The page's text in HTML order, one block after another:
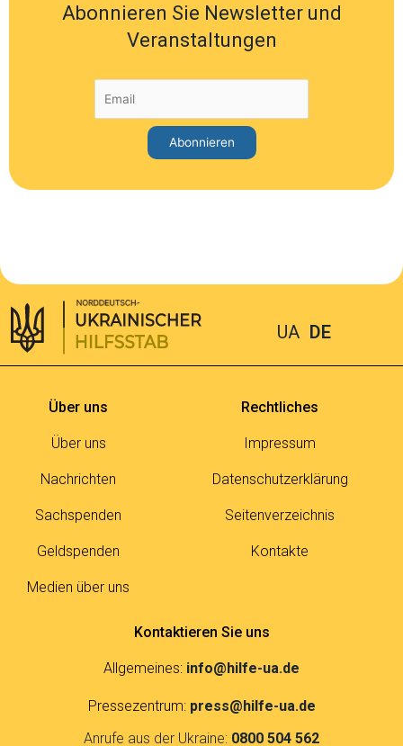
Abonnieren Sie Newsletter und
Veranstaltungen
UA DE
Über uns
Über uns
Nachrichten
Sachspenden
Geldspenden
Medien über uns
Rechtliches
Impressum
Datenschutzerklärung
Seitenverzeichnis
Kontakte
Kontaktieren Sie uns
Allgemeines: info@hilfe-ua.de
Pressezentrum: press@hilfe-ua.de
Anrufe aus der Ukraine: 0800 504 562